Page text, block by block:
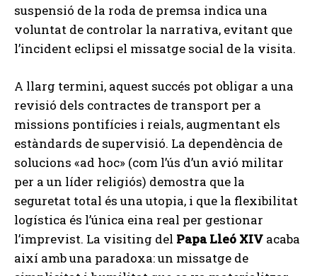
suspensió de la roda de premsa indica una
voluntat de controlar la narrativa, evitant que
l’incident eclipsi el missatge social de la visita.
A llarg termini, aquest succés pot obligar a una
revisió dels contractes de transport per a
missions pontifícies i reials, augmentant els
estàndards de supervisió. La dependència de
solucions «ad hoc» (com l’ús d’un avió militar
per a un líder religiós) demostra que la
seguretat total és una utopia, i que la flexibilitat
logística és l’única eina real per gestionar
l’imprevist. La visiting del Papa Lleó XIV acaba
així amb una paradoxa: un missatge de